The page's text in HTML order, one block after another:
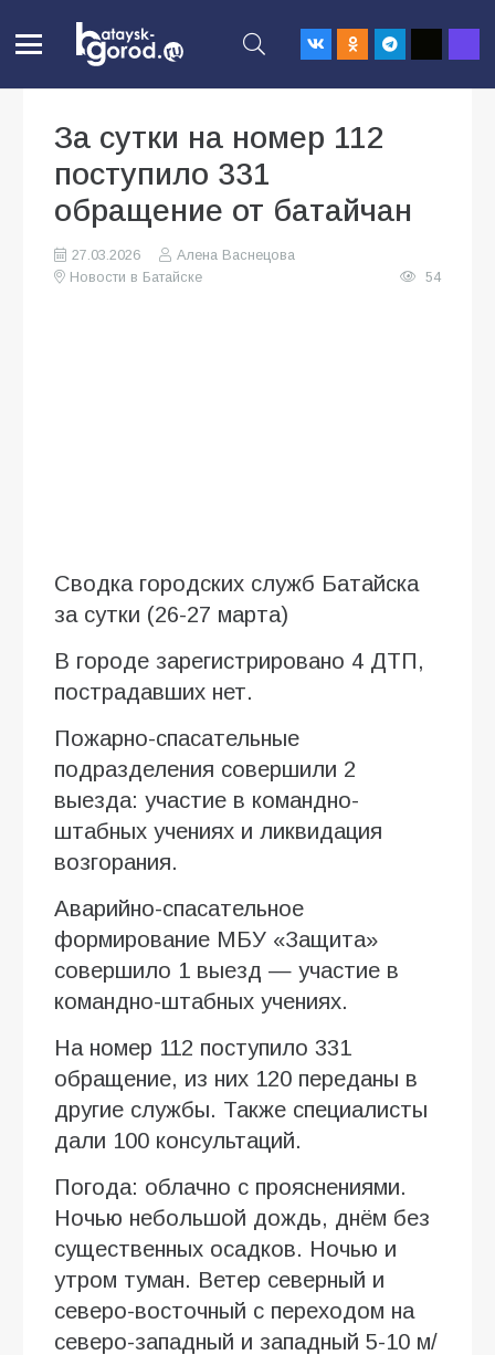
За сутки на номер 112
поступило 331
обращение от батайчан
27.03.2026
Алена Васнецова
Новости в Батайске
54
Сводка городских служб Батайска
за сутки (26-27 марта)
В городе зарегистрировано 4 ДТП,
пострадавших нет.
Пожарно-спасательные
подразделения совершили 2
выезда: участие в командно-
штабных учениях и ликвидация
возгорания.
Аварийно-спасательное
формирование МБУ «Защита»
совершило 1 выезд — участие в
командно-штабных учениях.
На номер 112 поступило 331
обращение, из них 120 переданы в
другие службы. Также специалисты
дали 100 консультаций.
Погода: облачно с прояснениями.
Ночью небольшой дождь, днём без
существенных осадков. Ночью и
утром туман. Ветер северный и
северо-восточный с переходом на
северо-западный и западный 5-10 м/